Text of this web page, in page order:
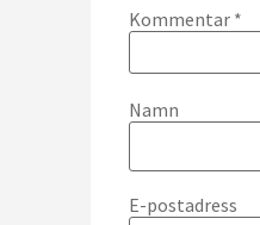
Kommentar *
Namn
E-postadress